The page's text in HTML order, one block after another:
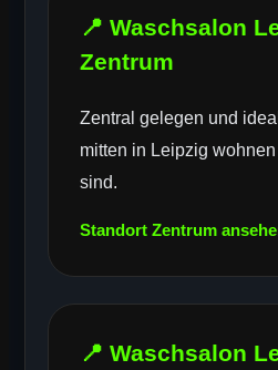
📍 Waschsalon
Zentrum
Zentral gelegen und
mitten in Leipzig
sind.
Standort Zentrum
📍 Waschsalon